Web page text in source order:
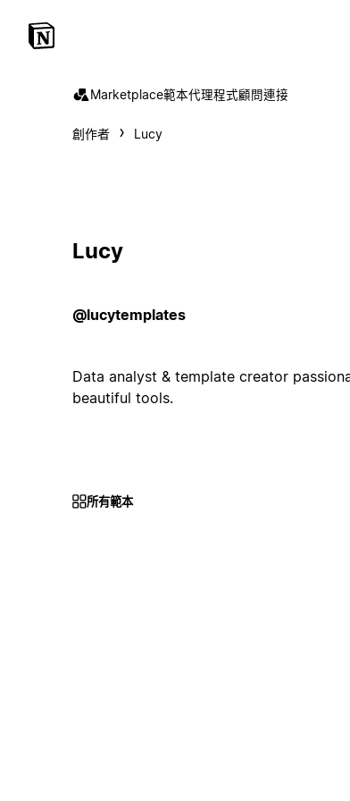
Marketplace範本代理程式顧問連接
創作者 Lucy
Lucy
@lucytemplates
Data analyst & template creator
beautiful tools.
所有範本